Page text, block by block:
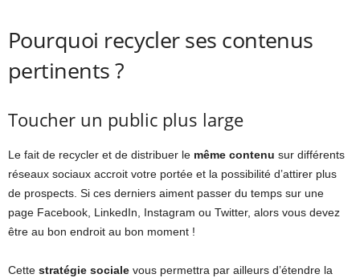
Pourquoi recycler ses contenus
pertinents ?
Toucher un public plus large
Le fait de recycler et de distribuer le même contenu sur différents
réseaux sociaux accroit votre portée et la possibilité d’attirer plus
de prospects. Si ces derniers aiment passer du temps sur une
page Facebook, LinkedIn, Instagram ou Twitter, alors vous devez
être au bon endroit au bon moment !
Cette stratégie sociale vous permettra par ailleurs d’étendre la